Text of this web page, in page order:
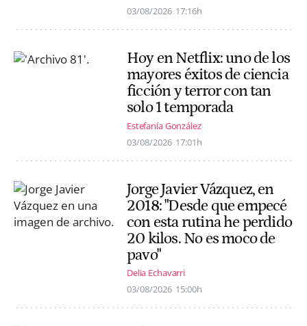
03/08/2026 17:16h
Hoy en Netflix: uno de los
mayores éxitos de ciencia
ficción y terror con tan
solo 1 temporada
Estefanía González
03/08/2026 17:01h
Jorge Javier Vázquez, en
2018: "Desde que empecé
con esta rutina he perdido
20 kilos. No es moco de
pavo"
Delia Echavarri
03/08/2026 15:00h